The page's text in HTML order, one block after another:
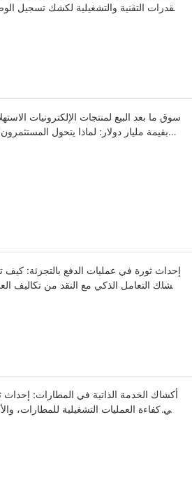
القدرات التقنية والتشغيلية لكشك تسجيل
سوق ما بعد البيع لمنتجات الإلكترونيات
بقيمة مليار دولار: لماذا يتحول
إحداث ثورة في عمليات الدفع بالتجزئة: كيف
أكشاك التعامل الذكي مع النقد من تكاليف
أكشاك الخدمة الذاتية في المطارات: إحداث
في كفاءة العمليات التشغيلية للمطارات،